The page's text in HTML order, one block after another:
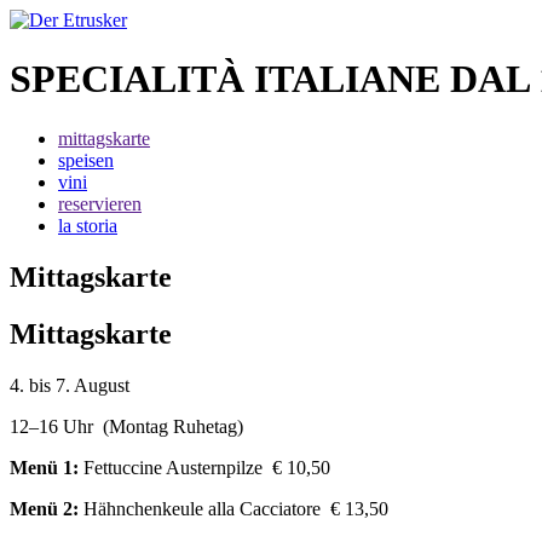
SPECIALITÀ ITALIANE DAL
mittagskarte
speisen
vini
reservieren
la storia
Mittagskarte
Mittagskarte
4. bis 7. August
12–16 Uhr (Montag Ruhetag)
Menü 1: Fettuccine Austernpilze € 10,50
Menü 2: Hähnchenkeule alla Cacciatore € 13,50